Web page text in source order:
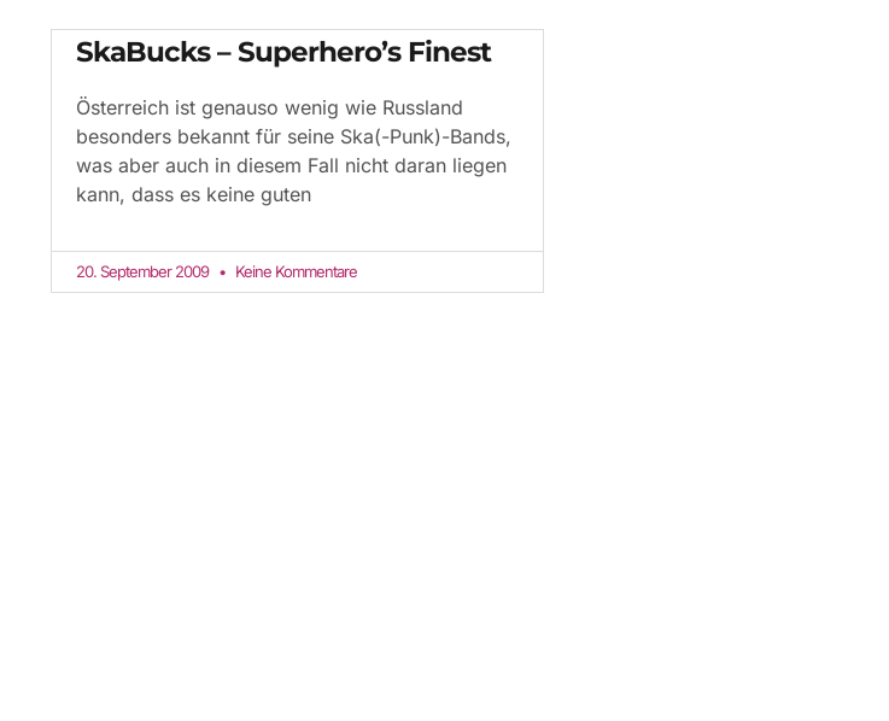
SkaBucks – Superhero’s Finest
Österreich ist genauso wenig wie Russland
besonders bekannt für seine Ska(-Punk)-Bands,
was aber auch in diesem Fall nicht daran liegen
kann, dass es keine guten
20. September 2009 Keine Kommentare